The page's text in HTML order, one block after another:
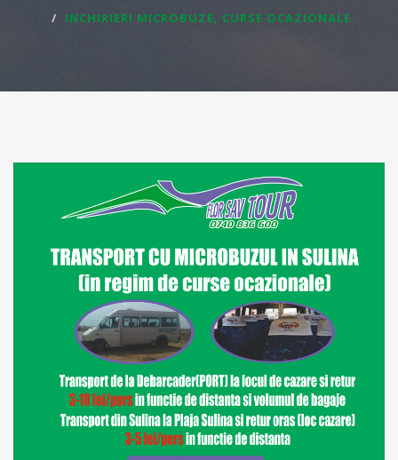
INCHIRIERI MICROBUZE, CURSE OCAZIONALE